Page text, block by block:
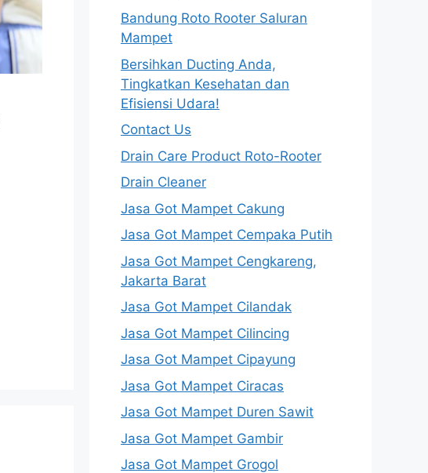
Bandung Roto Rooter Saluran
Mampet
Bersihkan Ducting Anda,
Tingkatkan Kesehatan dan
Efisiensi Udara!
Contact Us
Drain Care Product Roto-Rooter
Drain Cleaner
Jasa Got Mampet Cakung
Jasa Got Mampet Cempaka Putih
Jasa Got Mampet Cengkareng,
Jakarta Barat
Jasa Got Mampet Cilandak
Jasa Got Mampet Cilincing
Jasa Got Mampet Cipayung
Jasa Got Mampet Ciracas
Jasa Got Mampet Duren Sawit
Jasa Got Mampet Gambir
Jasa Got Mampet Grogol